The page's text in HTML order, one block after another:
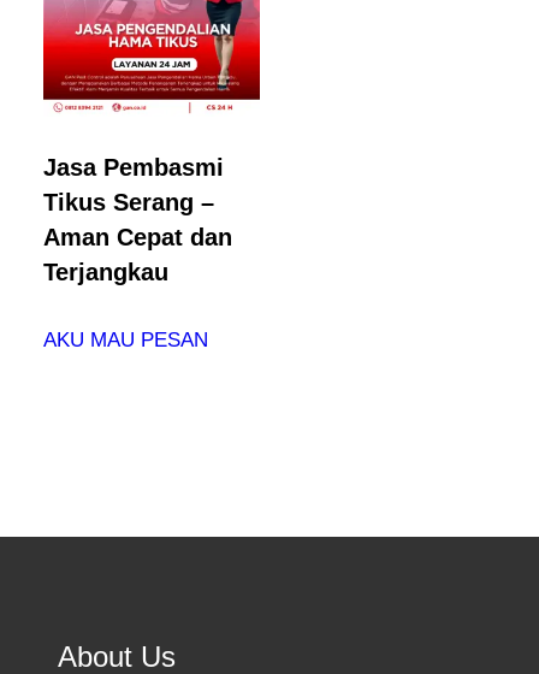
Jasa Pembasmi
Tikus Serang –
Aman Cepat dan
Terjangkau
AKU MAU PESAN
About Us